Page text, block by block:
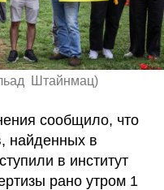
Штайнмац)
сообщило, что
найденных в
в институт
рано утром 1